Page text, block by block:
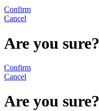
Confirm
Cancel
Are you sure?
Confirm
Cancel
Are you sure?